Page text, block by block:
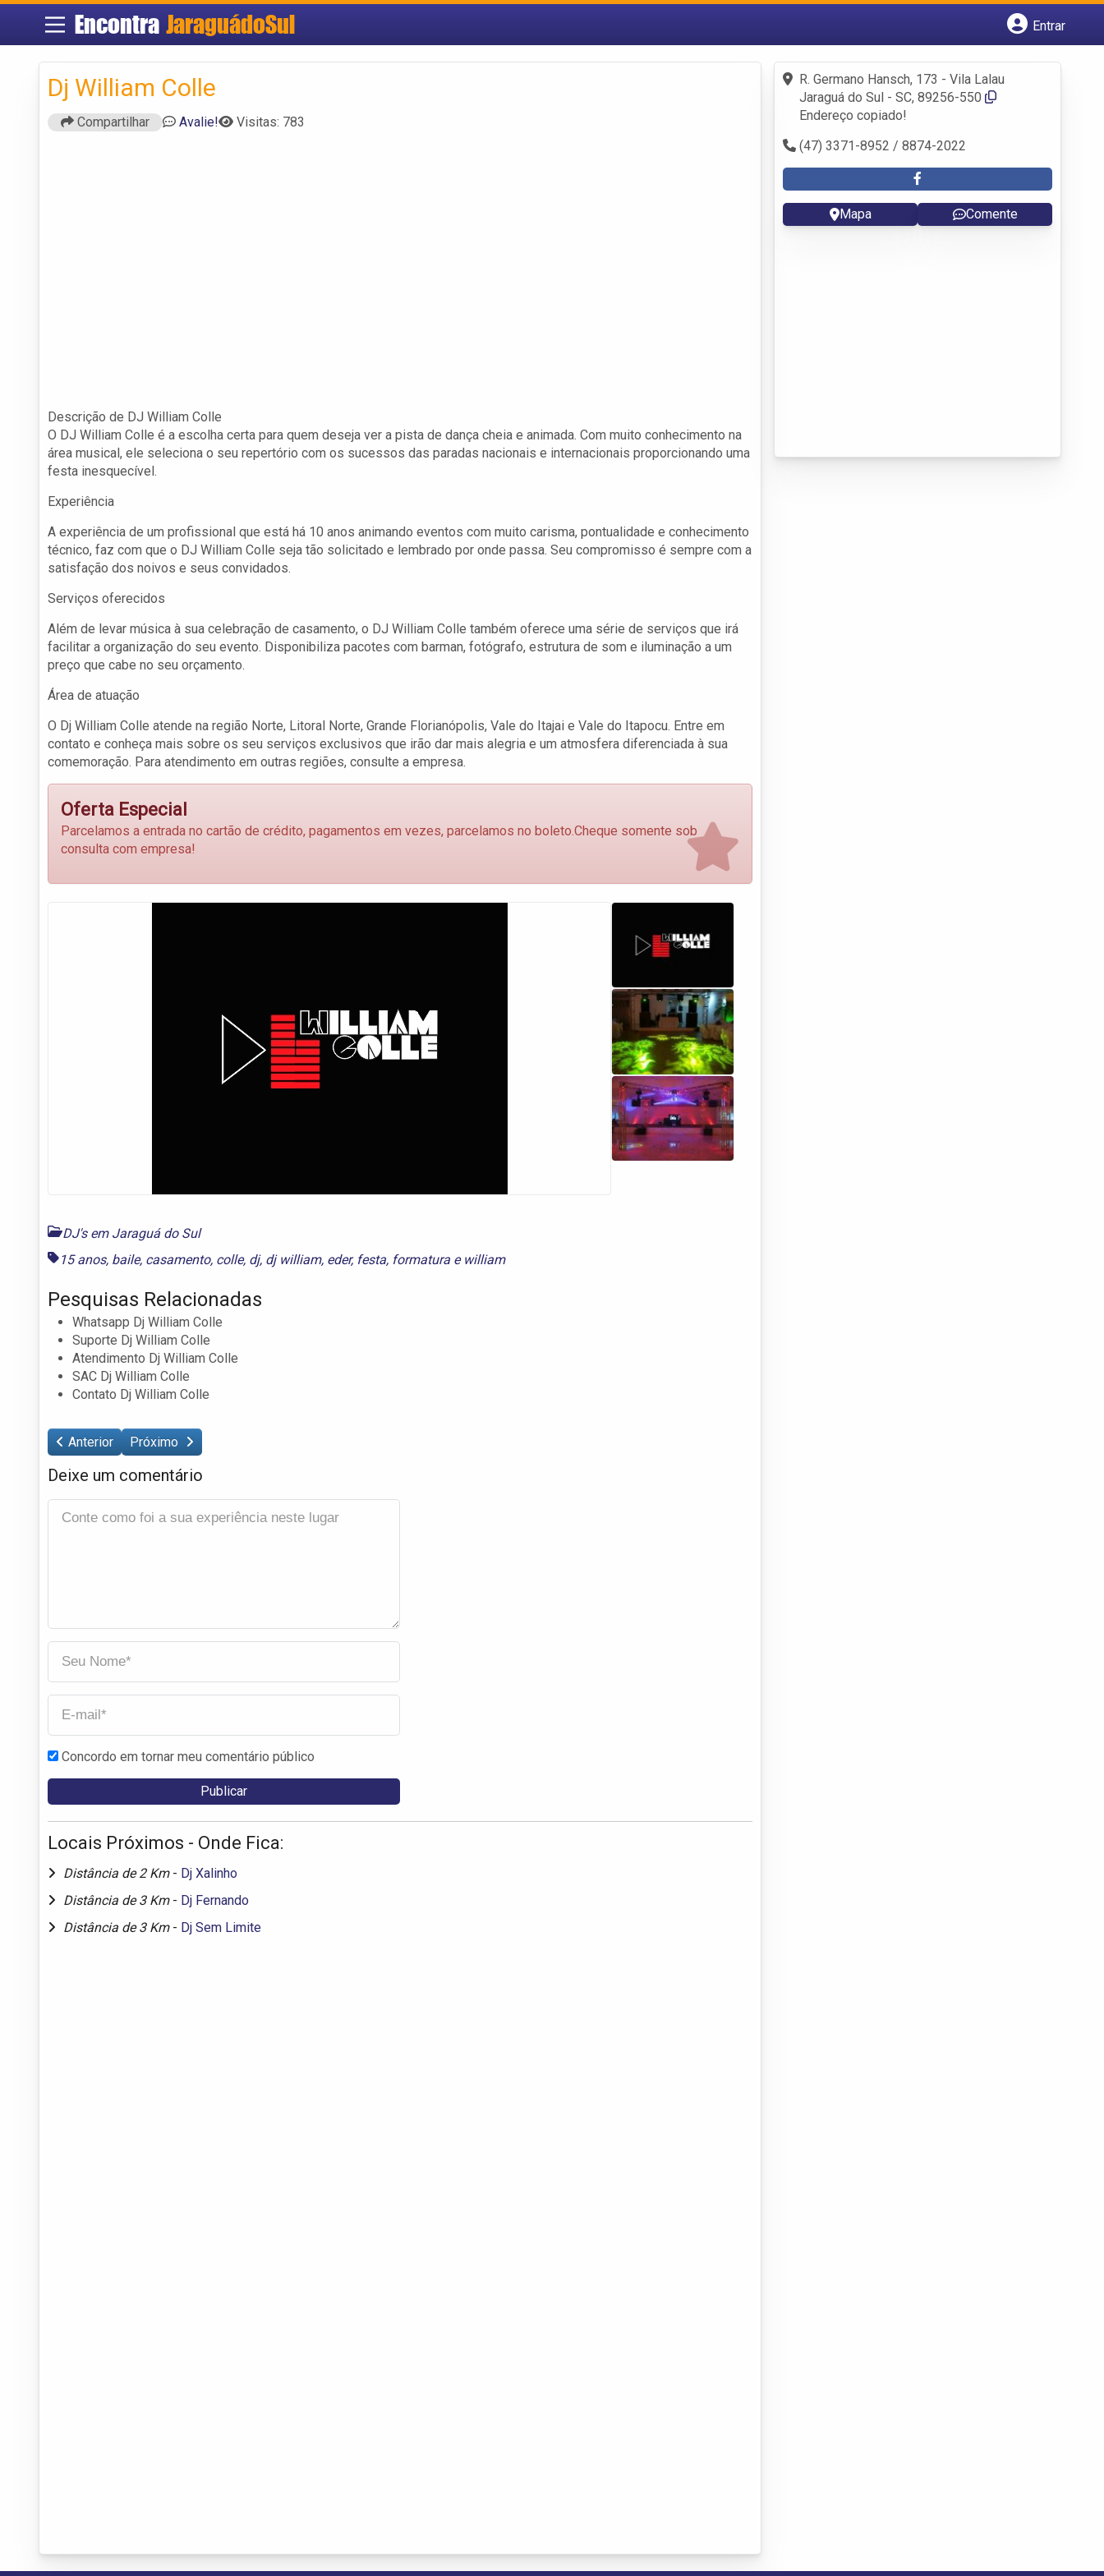
Encontra JaraguádoSul
Entrar
Fazer login
Criar conta
Dj William Colle
Compartilhar Avalie! Visitas: 783
Descrição de DJ William Colle
O DJ William Colle é a escolha certa para quem deseja ver a pista de dança cheia e animada. Com muito conhecimento na
área musical, ele seleciona o seu repertório com os sucessos das paradas nacionais e internacionais proporcionando uma
festa inesquecível.
Experiência
A experiência de um profissional que está há 10 anos animando eventos com muito carisma, pontualidade e conhecimento
técnico, faz com que o DJ William Colle seja tão solicitado e lembrado por onde passa. Seu compromisso é sempre com a
satisfação dos noivos e seus convidados.
Serviços oferecidos
Além de levar música à sua celebração de casamento, o DJ William Colle também oferece uma série de serviços que irá
facilitar a organização do seu evento. Disponibiliza pacotes com barman, fotógrafo, estrutura de som e iluminação a um
preço que cabe no seu orçamento.
Área de atuação
O Dj William Colle atende na região Norte, Litoral Norte, Grande Florianópolis, Vale do Itajai e Vale do Itapocu. Entre em
contato e conheça mais sobre os seu serviços exclusivos que irão dar mais alegria e um atmosfera diferenciada à sua
comemoração. Para atendimento em outras regiões, consulte a empresa.
Oferta Especial
Parcelamos a entrada no cartão de crédito, pagamentos em vezes, parcelamos no boleto.Cheque somente sob
consulta com empresa!
DJ's em Jaraguá do Sul
15 anos, baile, casamento, colle, dj, dj william, eder, festa, formatura e william
Pesquisas Relacionadas
Whatsapp Dj William Colle
Suporte Dj William Colle
Atendimento Dj William Colle
SAC Dj William Colle
Contato Dj William Colle
Anterior Próximo
Deixe um comentário
Concordo em tornar meu comentário público
Locais Próximos - Onde Fica:
Distância de 2 Km - Dj Xalinho
Distância de 3 Km - Dj Fernando
Distância de 3 Km - Dj Sem Limite
R. Germano Hansch, 173 - Vila Lalau
Jaraguá do Sul - SC, 89256-550
Endereço copiado!
(47) 3371-8952 / 8874-2022
Mapa Comente